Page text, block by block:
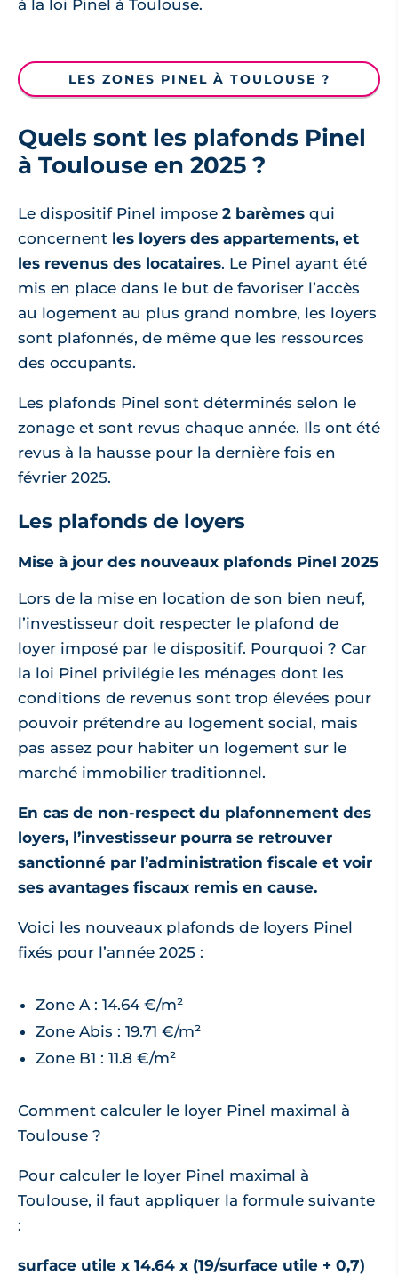
à la loi Pinel à Toulouse.
LES ZONES PINEL À TOULOUSE ?
Quels sont les plafonds Pinel
à Toulouse en 2025 ?
Le dispositif Pinel impose 2 barèmes qui
concernent les loyers des appartements, et
les revenus des locataires. Le Pinel ayant été
mis en place dans le but de favoriser l’accès
au logement au plus grand nombre, les loyers
sont plafonnés, de même que les ressources
des occupants.
Les plafonds Pinel sont déterminés selon le
zonage et sont revus chaque année. Ils ont été
revus à la hausse pour la dernière fois en
février 2025.
Les plafonds de loyers
Mise à jour des nouveaux plafonds Pinel 2025
Lors de la mise en location de son bien neuf,
l’investisseur doit respecter le plafond de
loyer imposé par le dispositif. Pourquoi ? Car
la loi Pinel privilégie les ménages dont les
conditions de revenus sont trop élevées pour
pouvoir prétendre au logement social, mais
pas assez pour habiter un logement sur le
marché immobilier traditionnel.
En cas de non-respect du plafonnement des
loyers, l’investisseur pourra se retrouver
sanctionné par l’administration fiscale et voir
ses avantages fiscaux remis en cause.
Voici les nouveaux plafonds de loyers Pinel
fixés pour l’année 2025 :
Zone A : 14.64 €/m²
Zone Abis : 19.71 €/m²
Zone B1 : 11.8 €/m²
Comment calculer le loyer Pinel maximal à
Toulouse ?
Pour calculer le loyer Pinel maximal à
Toulouse, il faut appliquer la formule suivante
:
surface utile x 14.64 x (19/surface utile + 0,7)